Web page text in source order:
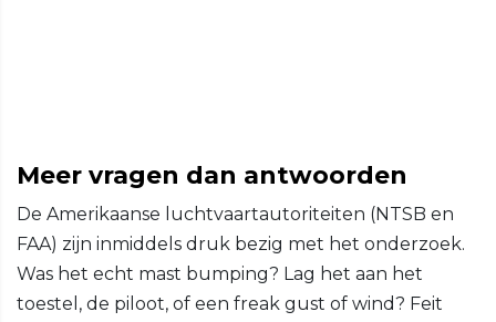
Meer vragen dan antwoorden
De Amerikaanse luchtvaartautoriteiten (NTSB en
FAA) zijn inmiddels druk bezig met het onderzoek.
Was het echt mast bumping? Lag het aan het
toestel, de piloot, of een freak gust of wind? Feit